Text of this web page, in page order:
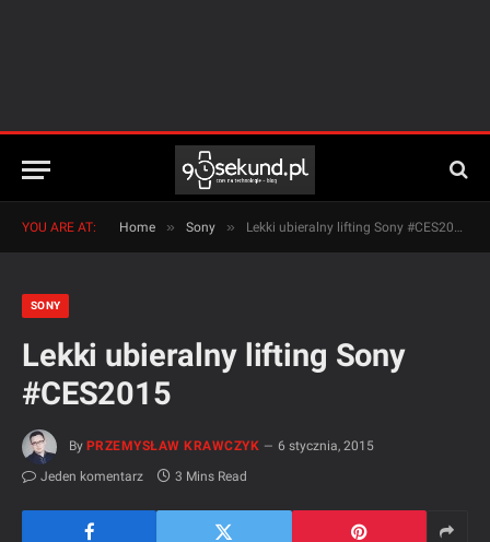
YOU ARE AT: Home » Sony » Lekki ubieralny lifting Sony #CES2015
SONY
Lekki ubieralny lifting Sony
#CES2015
By PRZEMYSŁAW KRAWCZYK
6 stycznia, 2015
Jeden komentarz
3 Mins Read